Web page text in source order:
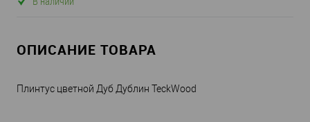
ОПИСАНИЕ ТОВАРА
Плинтус цветной Дуб Дублин TeckWood